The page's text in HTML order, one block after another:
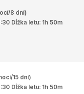
8 dní)
Dĺžka letu: 1h 50m
15 dní)
Dĺžka letu: 1h 50m